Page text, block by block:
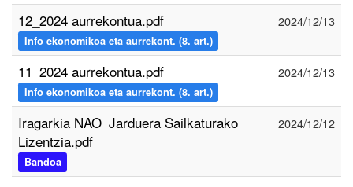
12_2024 aurrekontua.pdf
Info ekonomikoa eta aurrekont. (8. art.)
2024/12/13
11_2024 aurrekontua.pdf
Info ekonomikoa eta aurrekont. (8. art.)
2024/12/13
Iragarkia NAO_Jarduera Sailkaturako
Lizentzia.pdf
Bandoa
2024/12/12